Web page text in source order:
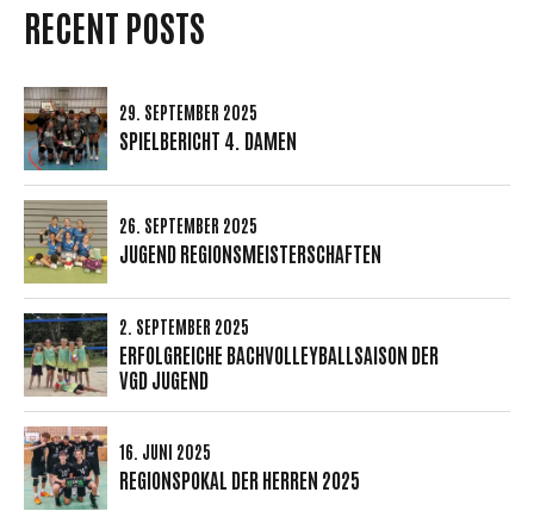
RECENT POSTS
29. SEPTEMBER 2025
SPIELBERICHT 4. DAMEN
26. SEPTEMBER 2025
JUGEND REGIONSMEISTERSCHAFTEN
2. SEPTEMBER 2025
ERFOLGREICHE BACHVOLLEYBALLSAISON DER
VGD JUGEND
16. JUNI 2025
REGIONSPOKAL DER HERREN 2025